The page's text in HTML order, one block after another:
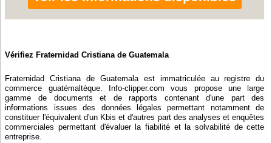
Vérifiez Fraternidad Cristiana de Guatemala
Fraternidad Cristiana de Guatemala est immatriculée au registre du
commerce guatémaltèque. Info-clipper.com vous propose une large
gamme de documents et de rapports contenant d'une part des
informations issues des données légales permettant notamment de
constituer l'équivalent d'un Kbis et d'autres part des analyses et enquêtes
commerciales permettant d'évaluer la fiabilité et la solvabilité de cette
entreprise.